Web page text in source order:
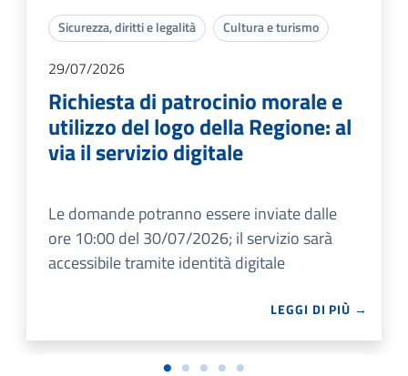
Sicurezza, diritti e legalità Cultura e turismo
29/07/2026
Richiesta di patrocinio morale e
utilizzo del logo della Regione: al
via il servizio digitale
Le domande potranno essere inviate dalle
ore 10:00 del 30/07/2026; il servizio sarà
accessibile tramite identità digitale
LEGGI DI PIÙ →